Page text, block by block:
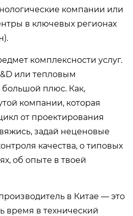
компании или
в ключевых регионах
комплексности услуг.
или тепловым
плюс. Как,
компании, которая
от проектирования
задай неценовые
качества, о типовых
об опыте в твоей
в Китае — это
время в технический